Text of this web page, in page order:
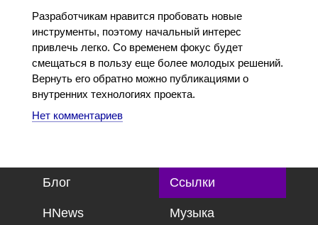
Разработчикам нравится пробовать новые
инструменты, поэтому начальный интерес
привлечь легко. Со временем фокус будет
смещаться в пользу еще более молодых решений.
Вернуть его обратно можно публикациями о
внутренних технологиях проекта.
Нет комментариев
Блог Ссылки
HNews Музыка